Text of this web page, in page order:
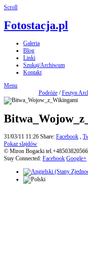
Scroll
Fotostacja.pl
Galeria
Blog
Linki
Szukaj/Archiwum
Kontakt
Menu
Podróże/Festyn
31/03/11 11:26 Share: Facebook ,
Pokaz slajdów
© Miron Bogacki tel.+48503820566
Stay Connected: Facebook Google+